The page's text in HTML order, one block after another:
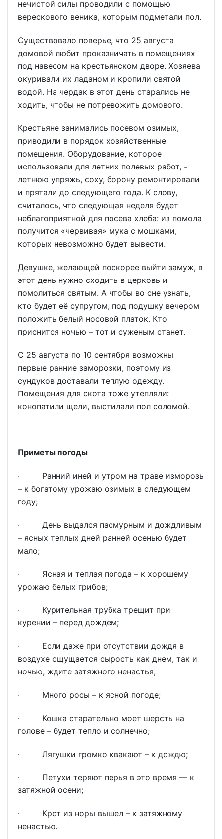
нечистой силы проводили с помощью
верескового веника, которым подметали пол.
Существовало поверье, что 25 августа
домовой любит проказничать в помещениях
под навесом на крестьянском дворе. Хозяева
окуривали их ладаном и кропили святой
водой. На чердак в этот день старались не
ходить, чтобы не потревожить домового.
Крестьяне занимались посевом озимых,
приводили в порядок хозяйственные
помещения. Оборудование, которое
использовали для летних полевых работ, -
летнюю упряжь, соху, борону ремонтировали
и прятали до следующего года. К слову,
считалось, что следующая неделя будет
неблагоприятной для посева хлеба: из помола
получится «червивая» мука с мошками,
которых невозможно будет вывести.
Девушке, желающей поскорее выйти замуж, в
этот день нужно сходить в церковь и
помолиться святым. А чтобы во сне узнать,
кто будет её супругом, под подушку вечером
положить белый носовой платок. Кто
приснится ночью – тот и суженым станет.
С 25 августа по 10 сентября возможны
первые ранние заморозки, поэтому из
сундуков доставали теплую одежду.
Помещения для скота тоже утепляли:
конопатили щели, выстилали пол соломой.
Приметы погоды
· Ранний иней и утром на траве изморозь
– к богатому урожаю озимых в следующем
году;
· День выдался пасмурным и дождливым
– ясных теплых дней ранней осенью будет
мало;
· Ясная и теплая погода – к хорошему
урожаю белых грибов;
· Курительная трубка трещит при
курении – перед дождем;
· Если даже при отсутствии дождя в
воздухе ощущается сырость как днем, так и
ночью, ждите затяжного ненастья;
· Много росы – к ясной погоде;
· Кошка старательно моет шерсть на
голове – будет тепло и солнечно;
· Лягушки громко квакают – к дождю;
· Петухи теряют перья в это время — к
затяжной осени;
· Крот из норы вышел – к затяжному
ненастью.